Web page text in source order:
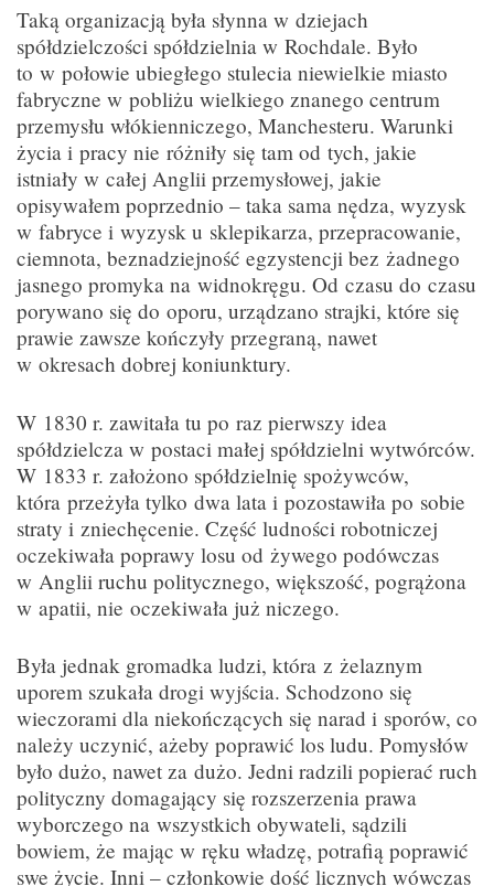
Taką organizacją była słynna w dziejach
spółdzielczości spółdzielnia w Rochdale. Było
to w połowie ubiegłego stulecia niewielkie miasto
fabryczne w pobliżu wielkiego znanego centrum
przemysłu włókienniczego, Manchesteru. Warunki
życia i pracy nie różniły się tam od tych, jakie
istniały w całej Anglii przemysłowej, jakie
opisywałem poprzednio – taka sama nędza, wyzysk
w fabryce i wyzysk u sklepikarza, przepracowanie,
ciemnota, beznadziejność egzystencji bez żadnego
jasnego promyka na widnokręgu. Od czasu do czasu
porywano się do oporu, urządzano strajki, które się
prawie zawsze kończyły przegraną, nawet
w okresach dobrej koniunktury.
W 1830 r. zawitała tu po raz pierwszy idea
spółdzielcza w postaci małej spółdzielni wytwórców.
W 1833 r. założono spółdzielnię spożywców,
która przeżyła tylko dwa lata i pozostawiła po sobie
straty i zniechęcenie. Część ludności robotniczej
oczekiwała poprawy losu od żywego podówczas
w Anglii ruchu politycznego, większość, pogrążona
w apatii, nie oczekiwała już niczego.
Była jednak gromadka ludzi, która z żelaznym
uporem szukała drogi wyjścia. Schodzono się
wieczorami dla niekończących się narad i sporów, co
należy uczynić, ażeby poprawić los ludu. Pomysłów
było dużo, nawet za dużo. Jedni radzili popierać ruch
polityczny domagający się rozszerzenia prawa
wyborczego na wszystkich obywateli, sądzili
bowiem, że mając w ręku władzę, potrafią poprawić
swe życie. Inni – członkowie dość licznych wówczas